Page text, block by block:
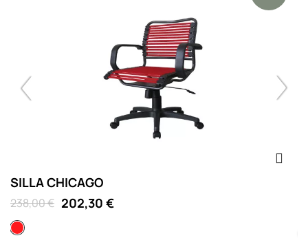
SILLA CHICAGO
238,00 € 202,30 €
Rojo